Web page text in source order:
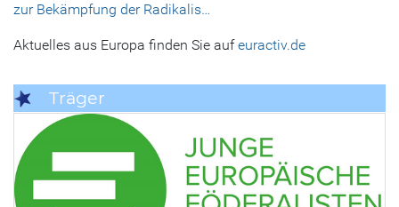
zur Bekämpfung der Radikalis…
Aktuelles aus Europa finden Sie aufeuractiv.de
Träger